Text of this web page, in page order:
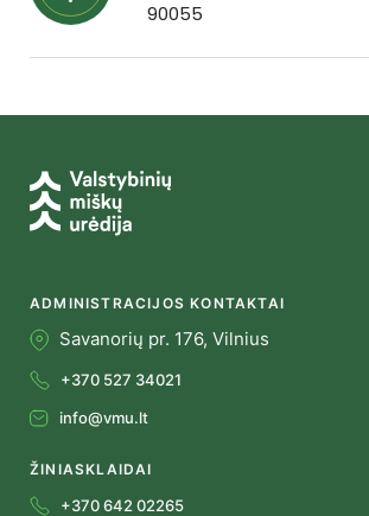
90055
ADMINISTRACIJOS KONTAKTAI
Savanorių pr. 176, Vilnius
+370 527 34021
info@vmu.lt
ŽINIASKLAIDAI
+370 642 02265